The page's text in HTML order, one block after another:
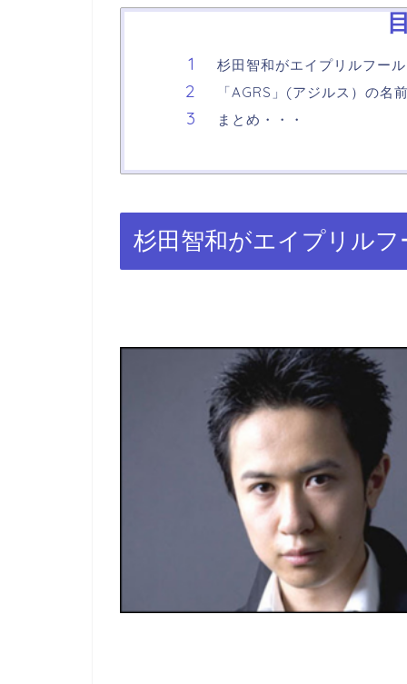
杉田智和がエイプリルフー
「AGRS」(アジルス）の名
まとめ・・・
杉田智和がエイプリル